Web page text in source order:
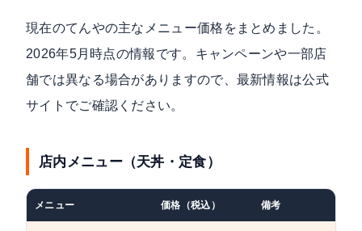
現在のてんやの主なメニュー価格をまとめました。
2026年5月時点の情報です。キャンペーンや一部店
舗では異なる場合がありますので、最新情報は公式
サイトでご確認ください。
店内メニュー（天丼・定食）
メニュー 価格（税込） 備考